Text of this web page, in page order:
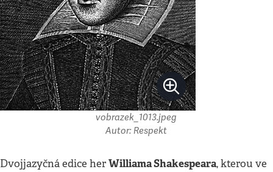
vobrazek_1013.jpeg
Autor: Respekt
Dvojjazyčná edice herWilliama Shakespeara, kterou ve